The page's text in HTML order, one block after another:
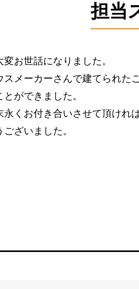
担当
変お世話になりました。
スメーカーさんで建てられた
ができました。
永くお付き合いさせて頂けれ
ざいました。